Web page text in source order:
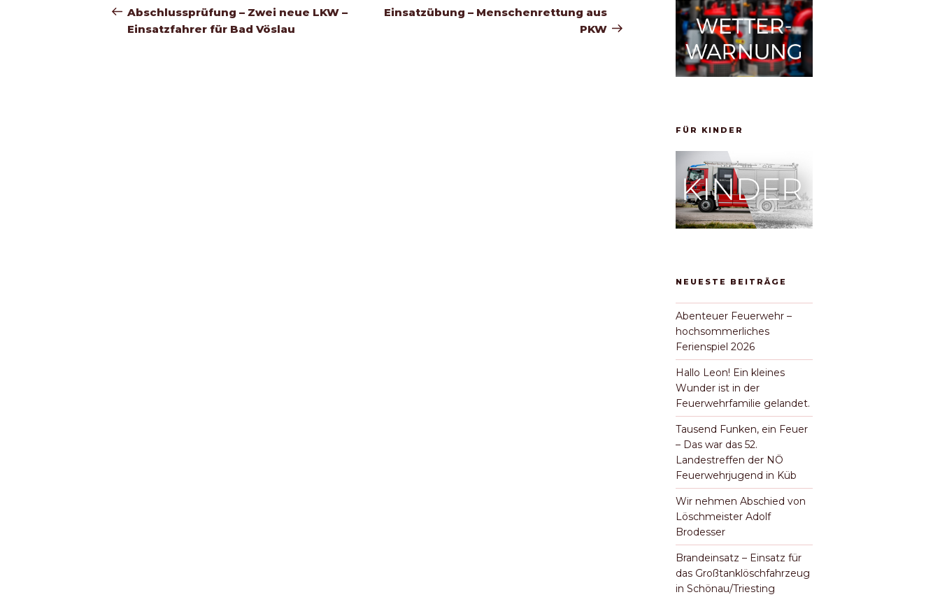
Beitrag
Abschlussprüfung – Zwei neue LKW –
Einsatzfahrer für Bad Vöslau
Beitrag
Einsatzübung – Menschenrettung aus
PKW
FÜR KINDER
NEUESTE BEITRÄGE
Abenteuer Feuerwehr –
hochsommerliches
Ferienspiel 2026
Hallo Leon! Ein kleines
Wunder ist in der
Feuerwehrfamilie gelandet.
Tausend Funken, ein Feuer
– Das war das 52.
Landestreffen der NÖ
Feuerwehrjugend in Küb
Wir nehmen Abschied von
Löschmeister Adolf
Brodesser
Brandeinsatz – Einsatz für
das Großtanklöschfahrzeug
in Schönau/Triesting